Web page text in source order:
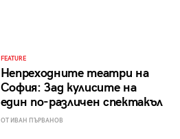
FEATURE
Непреходните театри на
София: Зад кулисите на
един по-различен спектакъл
ОТ ИВАН ПЪРВАНОВ